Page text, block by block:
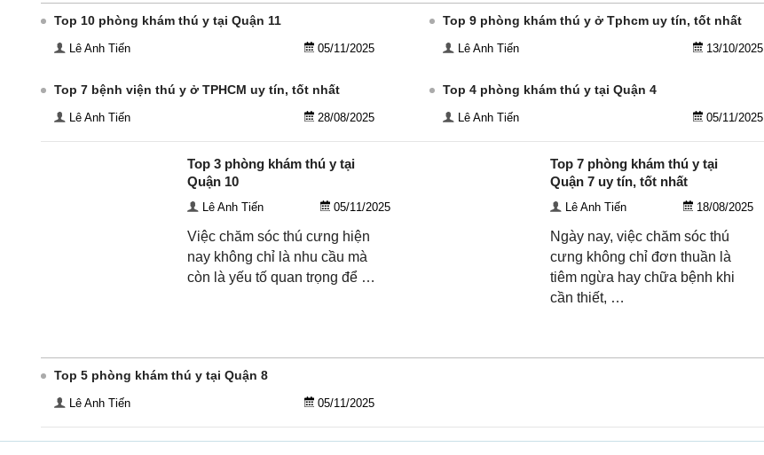
Top 10 phòng khám thú y tại Quận 11
Lê Anh Tiến 05/11/2025
Top 9 phòng khám thú y ở Tphcm uy tín, tốt nhất
Lê Anh Tiến 13/10/2025
Top 7 bệnh viện thú y ở TPHCM uy tín, tốt nhất
Lê Anh Tiến 28/08/2025
Top 4 phòng khám thú y tại Quận 4
Lê Anh Tiến 05/11/2025
Top 3 phòng khám thú y tại
Quận 10
Lê Anh Tiến 05/11/2025
Việc chăm sóc thú cưng hiện
nay không chỉ là nhu cầu mà
còn là yếu tố quan trọng để …
Top 7 phòng khám thú y tại
Quận 7 uy tín, tốt nhất
Lê Anh Tiến 18/08/2025
Ngày nay, việc chăm sóc thú
cưng không chỉ đơn thuần là
tiêm ngừa hay chữa bệnh khi
cần thiết, …
Top 5 phòng khám thú y tại Quận 8
Lê Anh Tiến 05/11/2025